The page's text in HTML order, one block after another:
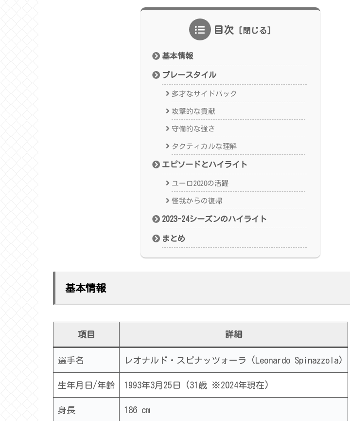
目次
基本情報
プレースタイル
多才なサイドバック
攻撃的な貢献
守備的な強さ
タクティカルな理解
エピソードとハイライト
ユーロ2020の活躍
怪我からの復帰
2023-24シーズンのハイライト
まとめ
基本情報
項目 詳細
選手名 レオナルド・スピナッツォーラ (Leonardo Spinazzola)
生年月日/年齢 1993年3月25日 (31歳 ※2024年現在)
身長 186 cm